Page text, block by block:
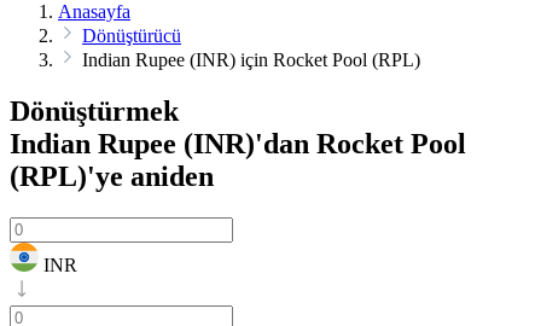
Anasayfa
Dönüştürücü
Indian Rupee (INR) için Rocket Pool (RPL)
Dönüştürmek
Indian Rupee (INR)'dan Rocket Pool
(RPL)'ye aniden
INR